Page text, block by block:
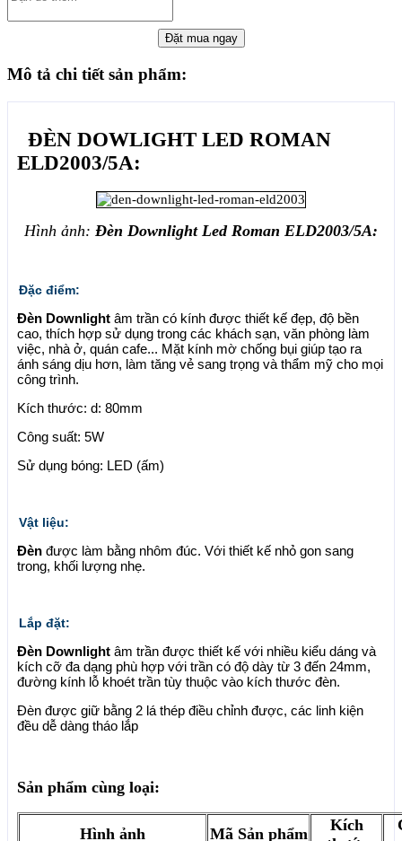
Mô tả chi tiết sản phẩm:
ĐÈN DOWLIGHT LED ROMAN
ELD2003/5A:
Hình ảnh: Đèn Downlight Led Roman ELD2003/5A:
Đặc điểm:
Đèn Downlight âm trần có kính được thiết kế đẹp, độ bền
cao, thích hợp sử dụng trong các khách sạn, văn phòng làm
việc, nhà ở, quán cafe... Mặt kính mờ chống bụi giúp tạo ra
ánh sáng dịu hơn, làm tăng vẻ sang trọng và thẩm mỹ cho mọi
công trình.
Kích thước: d: 80mm
Công suất: 5W
Sử dụng bóng: LED (ấm)
Vật liệu:
Đèn được làm bằng nhôm đúc. Với thiết kế nhỏ gon sang
trong, khối lượng nhẹ.
Lắp đặt:
Đèn Downlight âm trần được thiết kế với nhiều kiểu dáng và
kích cỡ đa dạng phù hợp với trần có độ dày từ 3 đến 24mm,
đường kính lỗ khoét trần tùy thuộc vào kích thước đèn.
Đèn được giữ bằng 2 lá thép điều chỉnh được, các linh kiện
đều dễ dàng tháo lắp
Sản phẩm cùng loại:
Hình ảnh Mã Sản phẩm
Kích